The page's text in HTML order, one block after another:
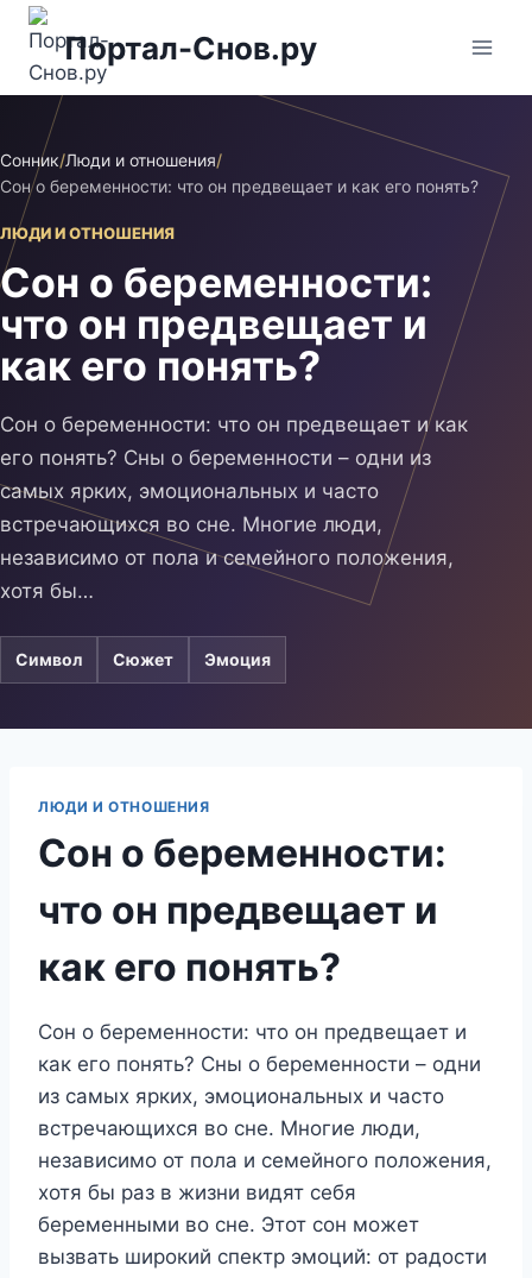
Перейти
содержимому
Портал-Снов.ру
Сонник/Люди и отношения/
Сон о беременности: что он предвещает и как его понять?
ЛЮДИ И ОТНОШЕНИЯ
Сон о беременности:
что он предвещает и
как его понять?
Сон о беременности: что он предвещает и как
его понять? Сны о беременности – одни из
самых ярких, эмоциональных и часто
встречающихся во сне. Многие люди,
независимо от пола и семейного положения,
хотя бы…
Символ Сюжет Эмоция
ЛЮДИ И ОТНОШЕНИЯ
Сон о беременности:
что он предвещает и
как его понять?
Сон о беременности: что он предвещает и
как его понять? Сны о беременности – одни
из самых ярких, эмоциональных и часто
встречающихся во сне. Многие люди,
независимо от пола и семейного положения,
хотя бы раз в жизни видят себя
беременными во сне. Этот сон может
вызвать широкий спектр эмоций: от радости